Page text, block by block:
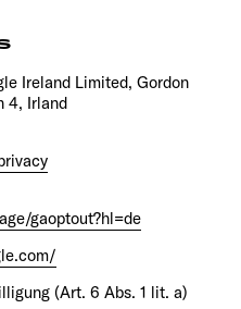
Ireland Limited, Gordon
4, Irland
gaoptout?hl=de
(Art. 6 Abs. 1 lit. a)